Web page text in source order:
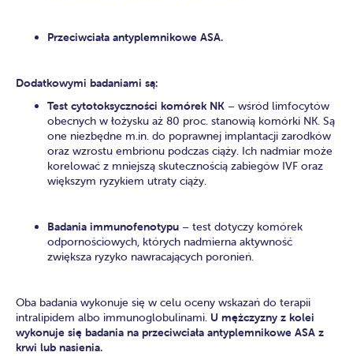
Przeciwciała antyplemnikowe ASA.
Dodatkowymi badaniami są:
Test cytotoksyczności komórek NK – wśród limfocytów
obecnych w łożysku aż 80 proc. stanowią komórki NK. Są
one niezbędne m.in. do poprawnej implantacji zarodków
oraz wzrostu embrionu podczas ciąży. Ich nadmiar może
korelować z mniejszą skutecznością zabiegów IVF oraz
większym ryzykiem utraty ciąży.
Badania immunofenotypu – test dotyczy komórek
odpornościowych, których nadmierna aktywność
zwiększa ryzyko nawracających poronień.
Oba badania wykonuje się w celu oceny wskazań do terapii
intralipidem albo immunoglobulinami. U mężczyzny z kolei
wykonuje się badania na przeciwciała antyplemnikowe ASA z
krwi lub nasienia.